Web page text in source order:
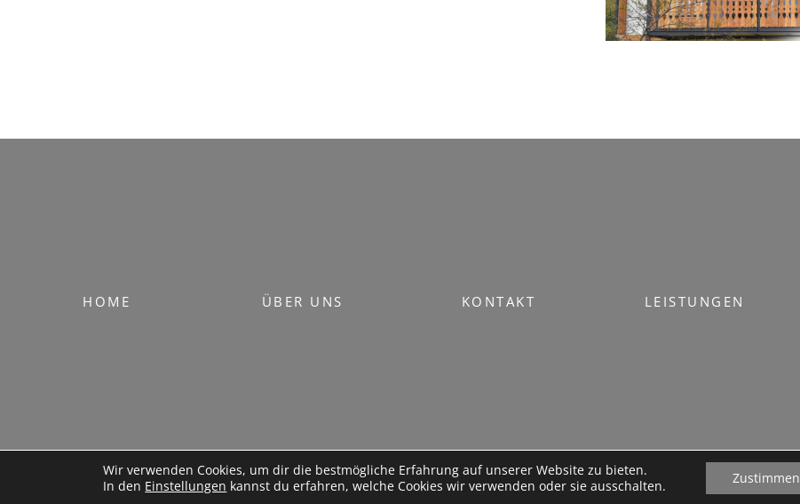
HOME ÜBER UNS KONTAKT LEISTUNGEN
Wir verwenden Cookies, um dir die bestmögliche Erfahrung auf unserer Website zu bieten.
In den Einstellungen kannst du erfahren, welche Cookies wir verwenden oder sie ausschalten. Zustimmen